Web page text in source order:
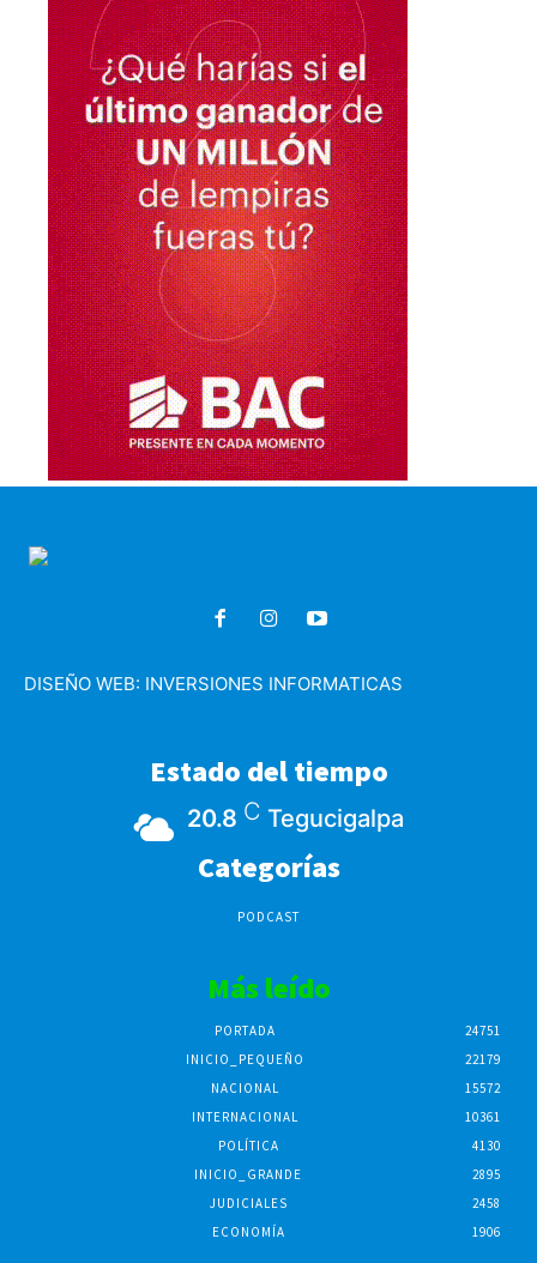
DISEÑO WEB: INVERSIONES INFORMATICAS
Estado del tiempo
20.8 C Tegucigalpa
Categorías
PODCAST
Más leído
PORTADA
24751
INICIO_PEQUEÑO
22179
NACIONAL
15572
INTERNACIONAL
10361
POLÍTICA
4130
INICIO_GRANDE
2895
JUDICIALES
2458
ECONOMÍA
1906